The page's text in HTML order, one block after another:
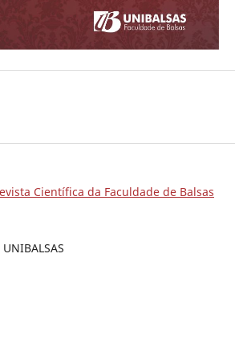
Científica da Faculdade de Balsas